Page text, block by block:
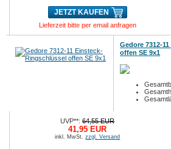
JETZT KAUFEN
Lieferzeit bitte per email anfragen
Gedore 7312-
offen SE 9x1
UVP**:64,55 EUR
41,95 EUR
inkl. MwSt.zzgl. Versand